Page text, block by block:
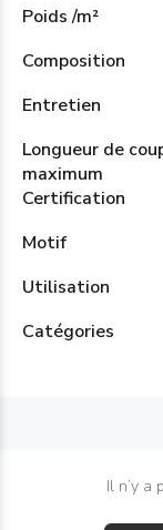
Poids /m²
Composition
Entretien
Longueur de
maximum
Certification
Motif
Utilisation
Catégories
Il n’y a